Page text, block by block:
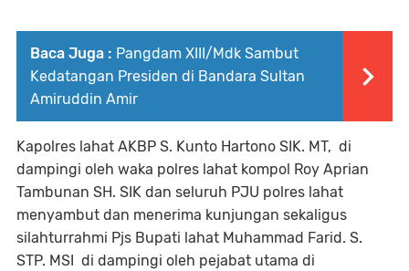
Baca Juga : Pangdam XIII/Mdk Sambut
Kedatangan Presiden di Bandara Sultan
Amiruddin Amir
Kapolres lahat AKBP S. Kunto Hartono SIK. MT, di
dampingi oleh waka polres lahat kompol Roy Aprian
Tambunan SH. SIK dan seluruh PJU polres lahat
menyambut dan menerima kunjungan sekaligus
silahturrahmi Pjs Bupati lahat Muhammad Farid. S.
STP. MSI di dampingi oleh pejabat utama di